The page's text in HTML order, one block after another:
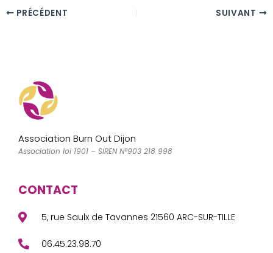
e
o
k
o
PRÉCÉDENT SUIVANT
Association Burn Out Dijon
Association loi 1901 – SIREN N°903 218 998
CONTACT
5, rue Saulx de Tavannes 21560 ARC-SUR-TILLE
06.45.23.98.70